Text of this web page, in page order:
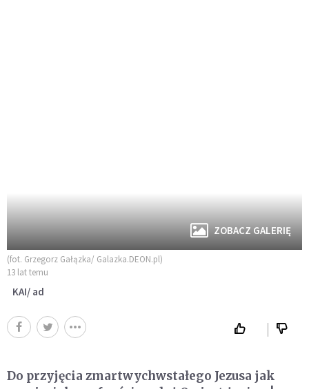
ZOBACZ GALERIĘ
(fot. Grzegorz Gałązka/ Galazka.DEON.pl)
13 lat temu
KAI/ ad
Do przyjęcia zmartwychwstałego Jezusa jak